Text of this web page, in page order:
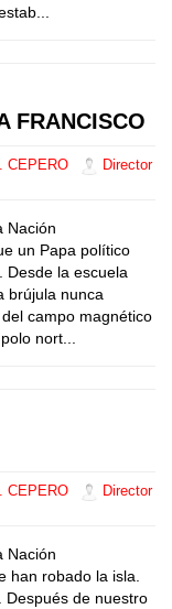
FRANCISCO
CEPERO
Director
Nación
un Papa político
Desde la escuela
brújula nunca
campo magnético
nort...
CEPERO
Director
Nación
han robado la isla.
Después de nuestro